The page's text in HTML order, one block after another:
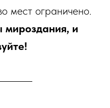
мест ограничено.
мироздания, и